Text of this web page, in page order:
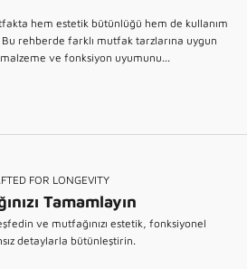
hem estetik bütünlüğü hem de kullanım
rehberde farklı mutfak tarzlarına uygun
ve fonksiyon uyumunu...
FOR LONGEVITY
Tamamlayın
ve mutfağınızı estetik, fonksiyonel
detaylarla bütünleştirin.